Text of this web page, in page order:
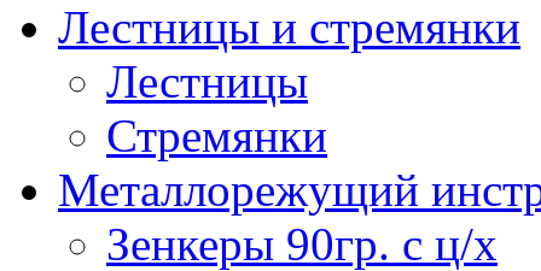
Лестницы и стремянки
Лестницы
Стремянки
Металлорежущий
Зенкеры 90гр. с ц/х